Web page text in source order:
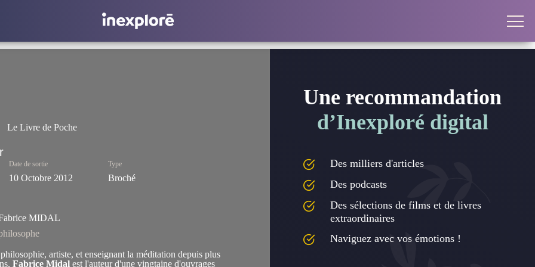
Le Livre de Poche
Date de sortie
10 Octobre 2012
Type
Broché
MIDAL
artiste, et enseignant la méditation depuis plus
Fabrice Midal est l'auteur d'une vingtaine d'ouvrages
Une recommandation
d’Inexploré digital
Des milliers d'articles
Des podcasts
Des sélections de films et de livres
extraordinaires
Naviguez avec vos émotions !